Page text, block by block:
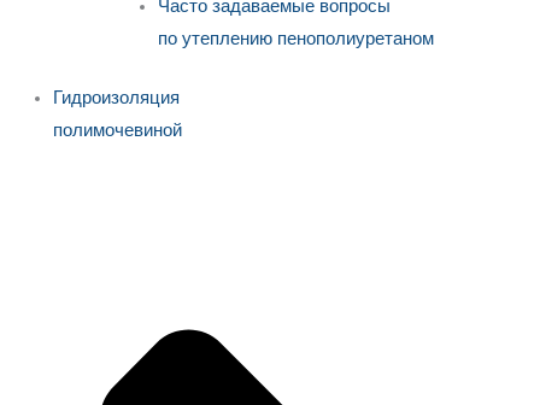
Часто задаваемые вопросы
по утеплению пенополиуретаном
Гидроизоляция
полимочевиной